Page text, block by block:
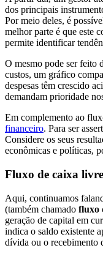
dos principais
Por meio deles, é
melhor parte é que este
permite identificar
O mesmo pode ser feito
custos, um gráfico
despesas têm crescido
demandam prioridade
Em complemento ao
financeiro. Para ser
Considere os seus
econômicas e políticas,
Fluxo de caixa livre
Aqui, continuamos
(também chamado fluxo
geração de capital em
indica o saldo existente
dívida ou o recebimento